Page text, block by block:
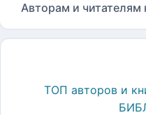
Авторам и читателям
ТОП авторов и